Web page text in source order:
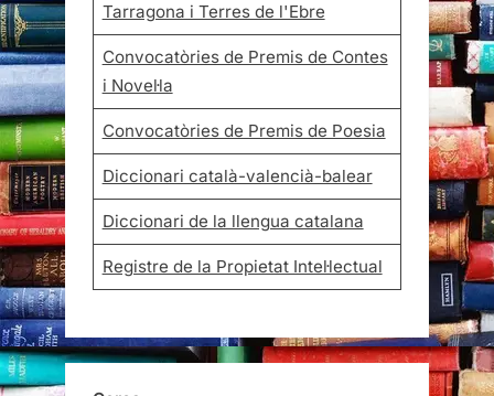
Tarragona i Terres de l'Ebre
Convocatòries de Premis de Contes
i Novel·la
Convocatòries de Premis de Poesia
Diccionari català-valencià-balear
Diccionari de la llengua catalana
Registre de la Propietat Intel·lectual